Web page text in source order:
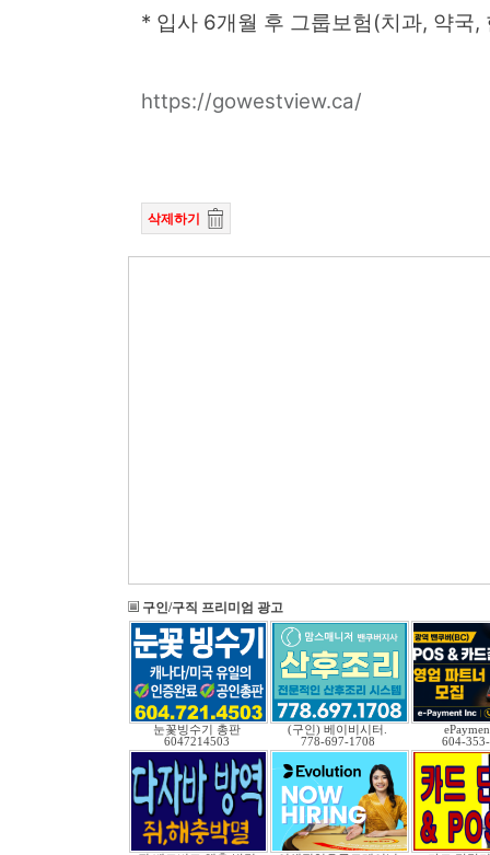
* 입사 6개월 후 그룹보험(치과, 약국,
https://gowestview.ca/
삭제하기
구인/구직 프리미엄 광고
눈꽃빙수기 총판
6047214503
(구인) 베이비시터.
778-697-1708
604-